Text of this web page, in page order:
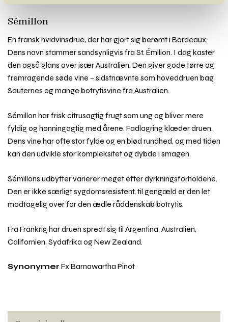
Sémillon
En fransk hvidvinsdrue, der har gjort sig berømt i Bordeaux.
Dens navn stammer sandsynligvis fra St. Émilion. I dag kaster
den også glans over især Australien. Den giver gode tørre og
fremragende søde vine – sidstnævnte som hoveddruen bag
Sauternes og mange botrytisvine fra Australien.
Sémillon har frisk citrusagtig frugt som ung og bliver mere
fyldig og honningagtig med årene. Fadlagring klæder druen.
Dens vine har ofte stor fylde og en blød rundhed, og med tiden
kan den udvikle stor kompleksitet og dybde i smagen.
Sémillons udbytter varierer meget efter dyrkningsforholdene.
Den er ikke særligt sygdomsresistent, til gengæld er den let
modtagelig over for den ædle råddenskab botrytis.
Fra Frankrig har druen spredt sig til Argentina, Australien,
Californien, Sydafrika og New Zealand.
Synonymer Fx Barnawartha Pinot